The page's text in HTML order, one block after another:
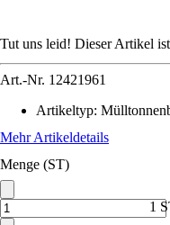
Tut uns leid! Dieser Artikel
Art.-Nr. 12421961
Artikeltyp:
Mehr Artikeldetails
Menge (ST)
1